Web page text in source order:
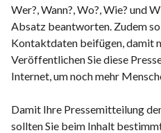
Wer?, Wann?, Wo?, Wie? und
Absatz beantworten. Zudem
Kontaktdaten beifügen, damit
Veröffentlichen Sie diese
Internet, um noch mehr
Damit Ihre Pressemitteilung
sollten Sie beim Inhalt